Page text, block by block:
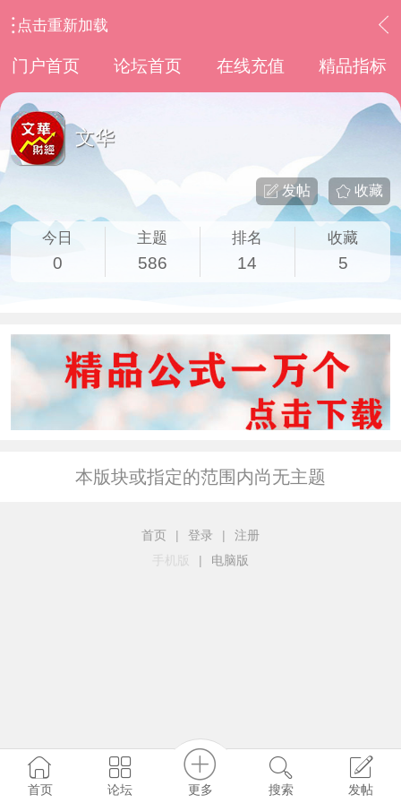
点击重新加载
门户首页 论坛首页 在线充值 精品指标
文华
收藏
发帖
今日
0
主题
586
排名
14
收藏
5
本版块或指定的范围内尚无主题
首页 | 登录 |
注册
手机版
| 电脑版
首页 论坛 更多 搜索 发帖